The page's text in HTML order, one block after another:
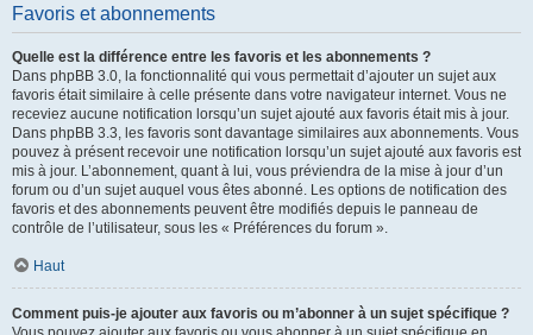
Favoris et abonnements
Quelle est la différence entre les favoris et les abonnements ?
Dans phpBB 3.0, la fonctionnalité qui vous permettait d’ajouter un sujet aux
favoris était similaire à celle présente dans votre navigateur internet. Vous ne
receviez aucune notification lorsqu’un sujet ajouté aux favoris était mis à jour.
Dans phpBB 3.3, les favoris sont davantage similaires aux abonnements. Vous
pouvez à présent recevoir une notification lorsqu’un sujet ajouté aux favoris est
mis à jour. L’abonnement, quant à lui, vous préviendra de la mise à jour d’un
forum ou d’un sujet auquel vous êtes abonné. Les options de notification des
favoris et des abonnements peuvent être modifiés depuis le panneau de
contrôle de l’utilisateur, sous les « Préférences du forum ».
Haut
Comment puis-je ajouter aux favoris ou m’abonner à un sujet spécifique ?